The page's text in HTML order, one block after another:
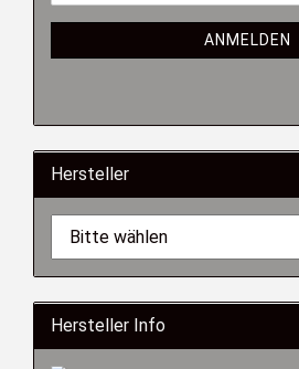
ANMELDEN
Hersteller
Hersteller Info